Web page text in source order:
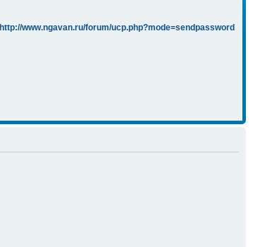
http://www.ngavan.ru/forum/ucp.php?mode=sendpassword